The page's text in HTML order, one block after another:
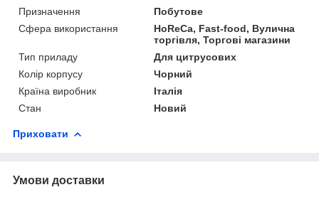
Призначення
Побутове
Сфера використання
HoReCa, Fast-food, Вулична
торгівля, Торгові магазини
Тип приладу
Для цитрусових
Колір корпусу
Чорний
Країна виробник
Італія
Стан
Новий
Приховати
Умови доставки